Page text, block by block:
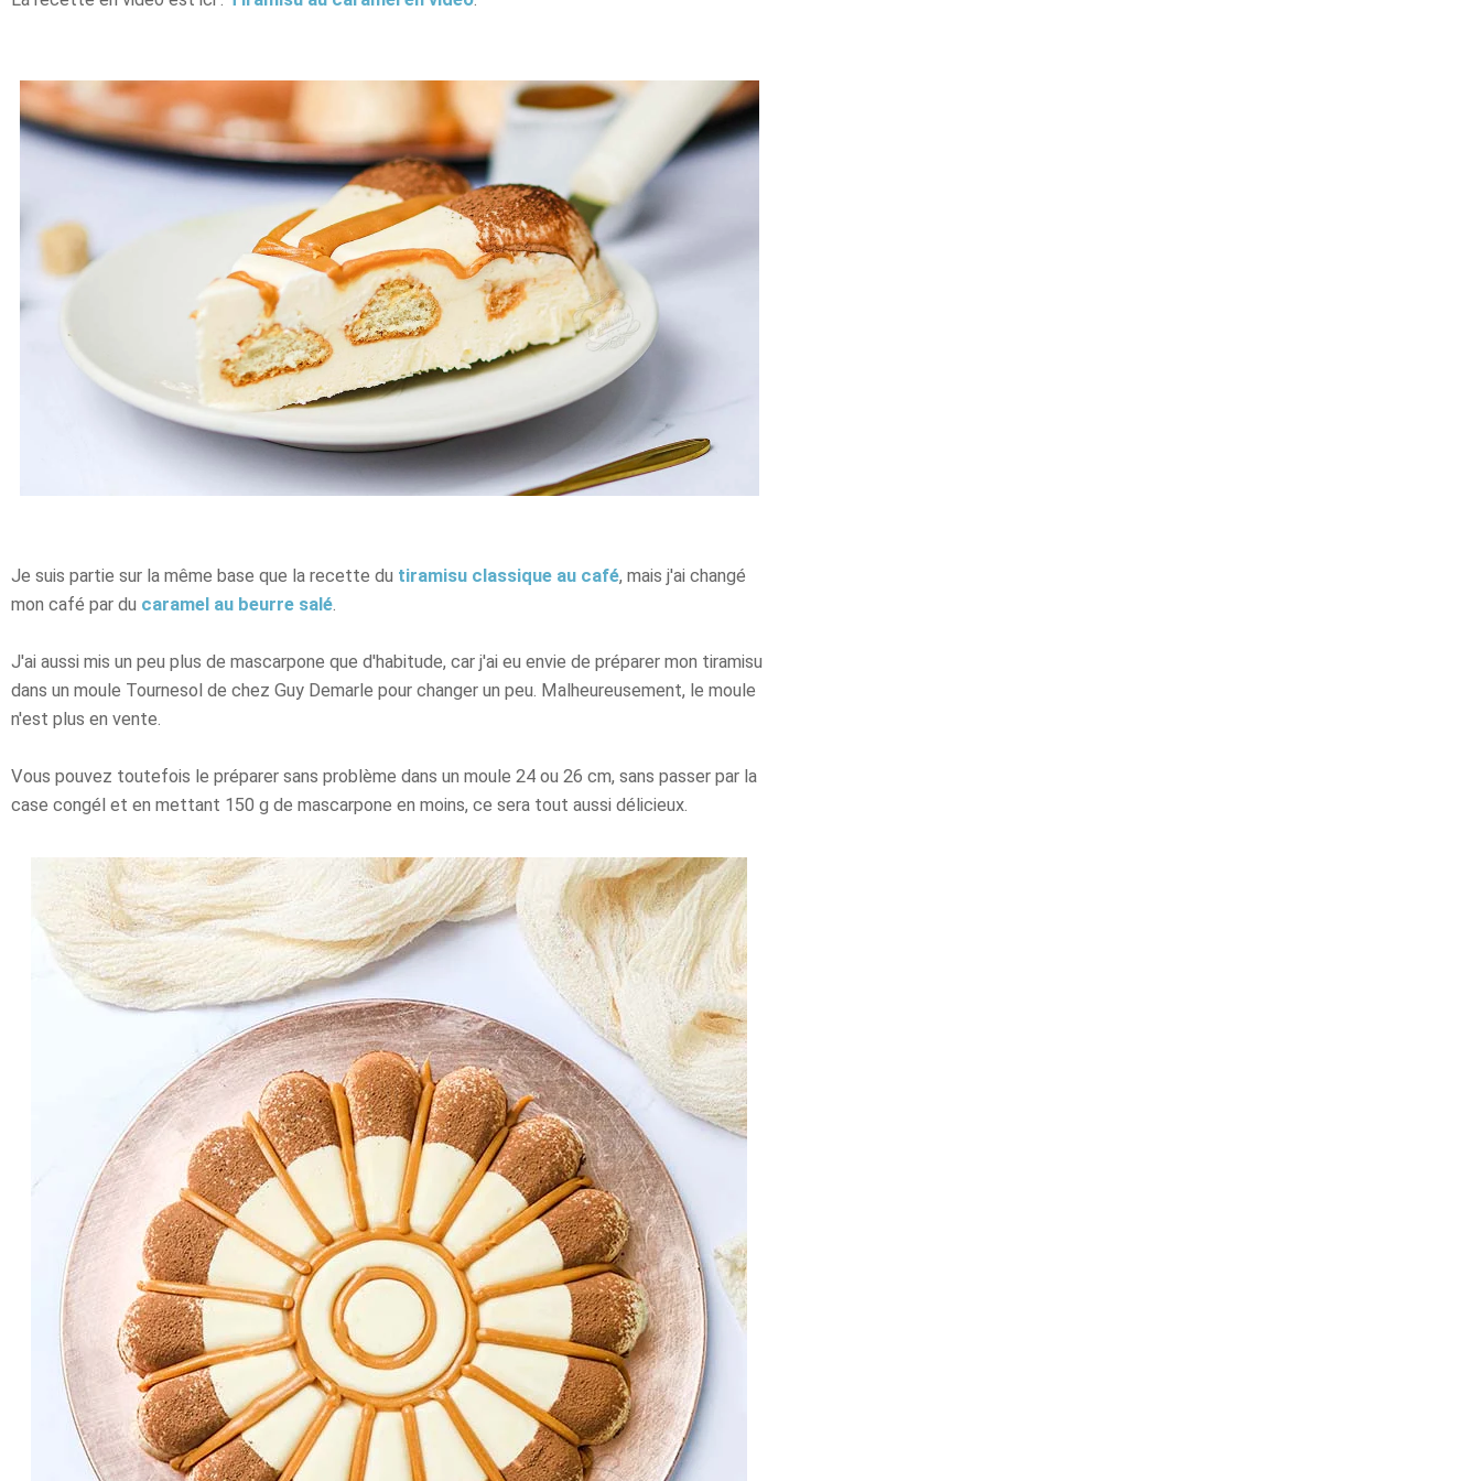
Je suis partie sur la même base que la recette du tiramisu classique au café, mais j'ai changé
mon café par du caramel au beurre salé.
J'ai aussi mis un peu plus de mascarpone que d'habitude, car j'ai eu envie de préparer mon tiramisu
dans un moule Tournesol de chez Guy Demarle pour changer un peu. Malheureusement, le moule
n'est plus en vente.
Vous pouvez toutefois le préparer sans problème dans un moule 24 ou 26 cm, sans passer par la
case congél et en mettant 150 g de mascarpone en moins, ce sera tout aussi délicieux.